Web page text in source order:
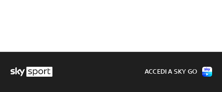
ACCEDI A SKY GO